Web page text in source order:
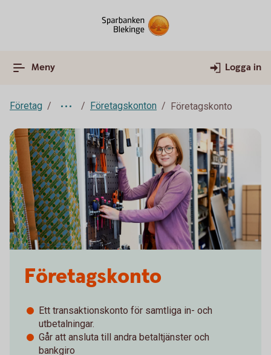
Meny Logga in
Företag Företagskonton Företagskonto
Företagskonto
Ett transaktionskonto för samtliga in- och
utbetalningar.
Går att ansluta till andra betaltjänster och
bankgiro